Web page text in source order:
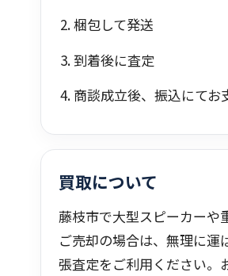
梱包して発送
到着後に査定
商談成立後、振込にてお
買取について
藤枝市で大型スピーカーや
ご売却の場合は、無理に運
張査定をご利用ください。